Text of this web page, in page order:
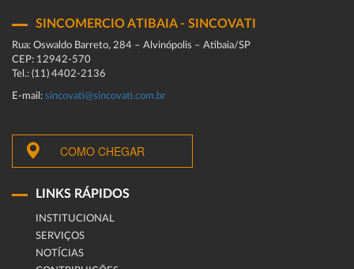
SINCOMERCIO ATIBAIA - SINCOVATI
Rua: Oswaldo Barreto, 284 – Alvinópolis – Atibaia/SP
CEP: 12942-570
Tel.: (11) 4402-2136
E-mail: sincovati@sincovati.com.br
COMO CHEGAR
LINKS RÁPIDOS
INSTITUCIONAL
SERVIÇOS
NOTÍCIAS